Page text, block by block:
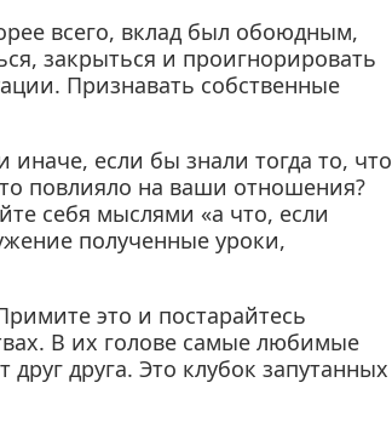
всего, вклад был обоюдным,
закрыться и проигнорировать
Признавать собственные
если бы знали тогда то, что
повлияло на ваши отношения?
себя мыслями «а что, если
полученные уроки,
это и постарайтесь
В их голове самые любимые
друга. Это клубок запутанных